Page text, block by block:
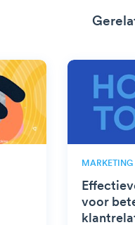
MARKETING
voor